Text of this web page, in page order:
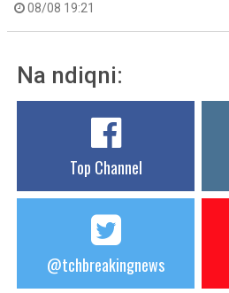
08/08 19:21
Na ndiqni:
Top Channel
@tchbreakingnews